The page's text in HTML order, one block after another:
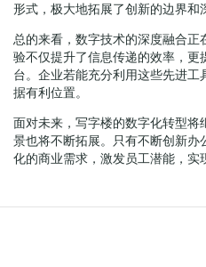
形式，极大地拓展了创新的边界和
总的来看，数字技术的深度融合
验不仅提升了信息传递的效率，
台。企业若能充分利用这些先进
据有利位置。
面对未来，写字楼的数字化转型将
景也将不断拓展。只有不断创新
化的商业需求，激发员工潜能，实